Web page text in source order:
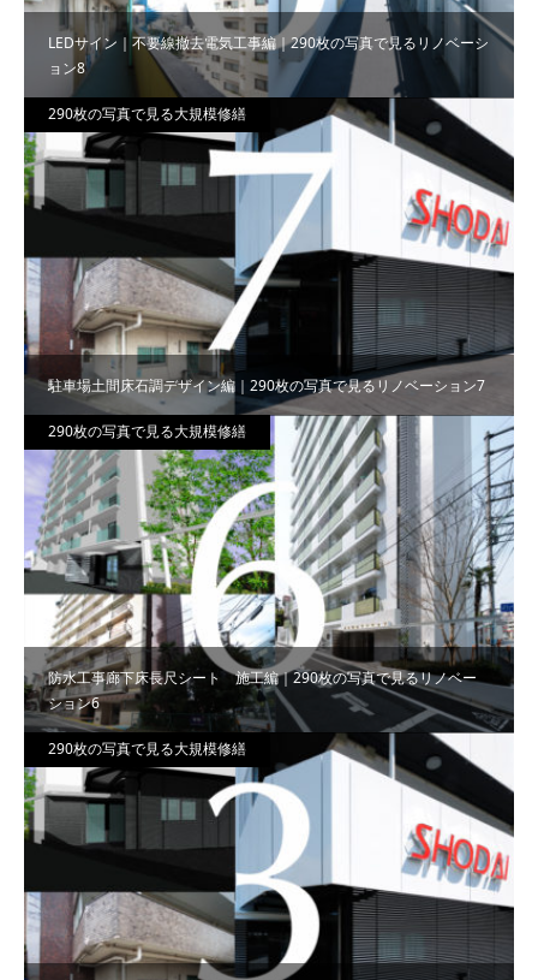
LEDサイン｜不要線撤去電気工事編｜290枚の写真で見るリノベーシ
ョン8
駐車場土間床石調デザイン編｜290枚の写真で見るリノベーション7
290枚の写真で見る大規模修繕
防水工事廊下床長尺シート 施工編｜290枚の写真で見るリノベー
ション6
290枚の写真で見る大規模修繕
290枚の写真で見る大規模修繕